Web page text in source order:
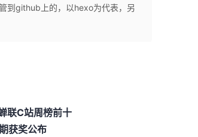
到github上的，以hexo为代表，另
联C站周榜前十
获奖公布